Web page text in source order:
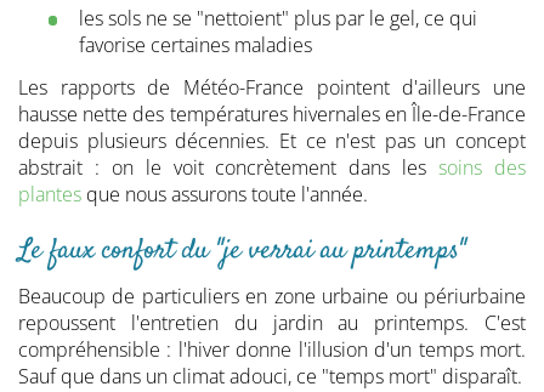
les sols ne se "nettoient" plus par le gel, ce qui
favorise certaines maladies
Les rapports de Météo-France pointent d'ailleurs une
hausse nette des températures hivernales en Île-de-France
depuis plusieurs décennies. Et ce n'est pas un concept
abstrait : on le voit concrètement dans lessoins des
plantes que nous assurons toute l'année.
Le faux confort du "je verrai au printemps"
Beaucoup de particuliers en zone urbaine ou périurbaine
repoussent l'entretien du jardin au printemps. C'est
compréhensible : l'hiver donne l'illusion d'un temps mort.
Sauf que dans un climat adouci, ce "temps mort" disparaît.